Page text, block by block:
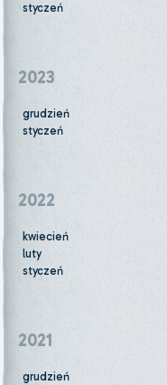
styczeń
2023
grudzień
styczeń
2022
kwiecień
luty
styczeń
2021
grudzień